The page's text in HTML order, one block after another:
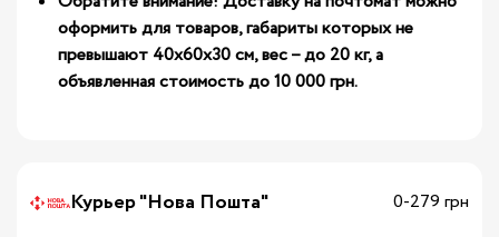
оформить для товаров, габариты которых не
превышают 40х60х30 см, вес – до 20 кг, а
объявленная стоимость до 10 000 грн.
Курьер "Нова Пошта"
0-279 грн